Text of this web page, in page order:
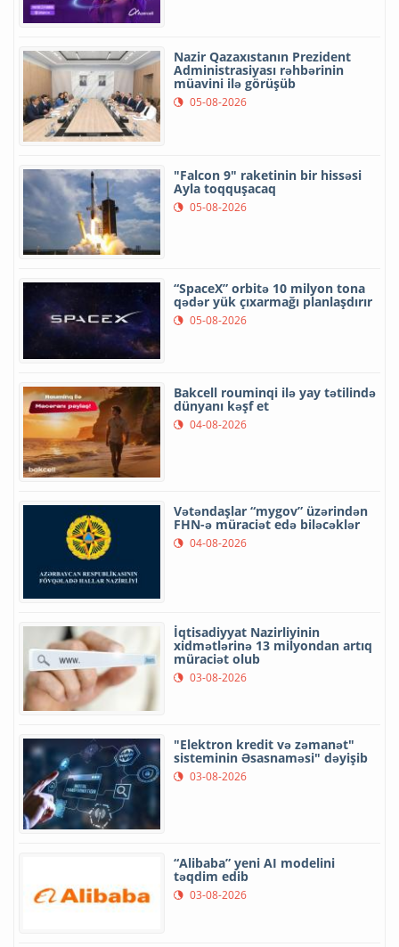
Nazir Qazaxıstanın Prezident
Administrasiyası rəhbərinin
müavini ilə görüşüb
05-08-2026
"Falcon 9" raketinin bir hissəsi
Ayla toqquşacaq
05-08-2026
“SpaceX” orbitə 10 milyon tona
qədər yük çıxarmağı planlaşdırır
05-08-2026
Bakcell rouminqi ilə yay tətilində
dünyanı kəşf et
04-08-2026
Vətəndaşlar “mygov” üzərindən
FHN-ə müraciət edə biləcəklər
04-08-2026
İqtisadiyyat Nazirliyinin
xidmətlərinə 13 milyondan artıq
müraciət olub
03-08-2026
"Elektron kredit və zəmanət"
sisteminin Əsasnaməsi" dəyişib
03-08-2026
“Alibaba” yeni AI modelini
təqdim edib
03-08-2026